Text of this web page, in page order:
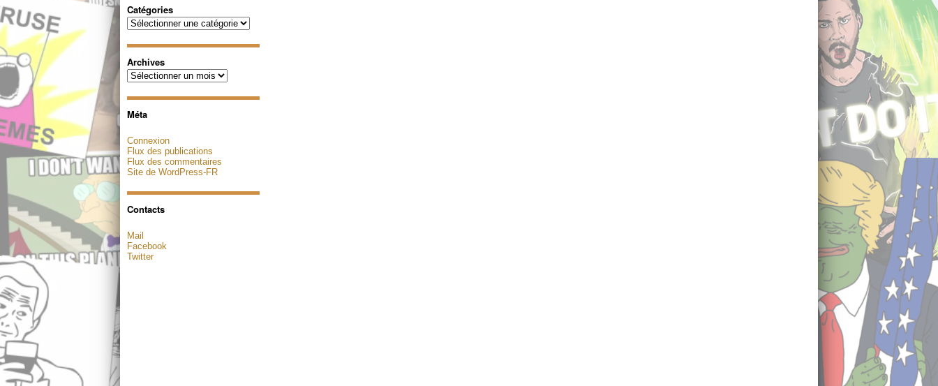
Catégories
Catégories
Archives
Archives
Méta
Connexion
Flux des publications
Flux des commentaires
Site de WordPress-FR
Contacts
Mail
Facebook
Twitter